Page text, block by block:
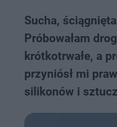
Sucha,
Próbowałam
krótkotrwałe, a
przyniósł mi
silikonów i